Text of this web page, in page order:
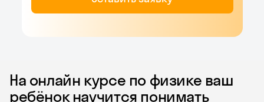
На онлайн курсе по физике ваш
ребёнок научится понимать